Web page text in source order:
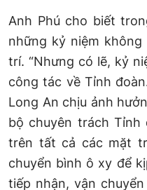
Anh Phú cho biết
những kỷ niệm
trí. “Nhưng có lẽ, kỷ
công tác về Tỉnh
Long An chịu ảnh
bộ chuyên trách Tỉnh
trên tất cả các mặt
chuyển bình ô xy để
tiếp nhận, vận